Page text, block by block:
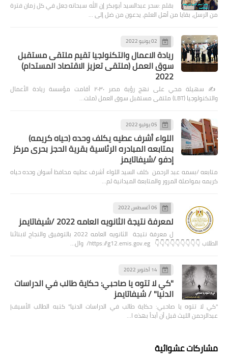
بقلم :سحر عبدالسيد أبوبكر إن الله سبحانه جعل في كل زمان فترة
من الرسل، بقايا من أهل العلم، يدعون من ضل إلى …
02 يونيو 2022
ريادة الاعمال والتكنولجيا تقيم ملتقى مستقبل
سوق العمل (ملتقى تعزيز الاقتصاد المستدام)
2022
✍️ سهيلة محي على نهج رؤية مصر ٢٠٣٠ أقامت مؤسسة ريادة الأعمال
والتكنولوجيا (LBT) ملتقى مستقبل سوق العمل (ملت…
05 يوليو 2022
اللواء أشرف عطيه يكلف وحده (حياه كريمه)
بمتابعه المبادره الرئاسية بقرية الحجز بحرى مركز
إدفو /شيفاتايمز
متابعه /بسمه عبد الرحمن كلف السيد اللواء أشرف عطيه محافظ أسوان وحده حياه
كريمه بمواصلة المرور والمتابعة الميدانية لم…
06 أغسطس 2022
لمعرفة نتيجة الثانويه العامه 2022 /شيفاتايمز
ل معرفة نتيجة الثانويه العامه 2022 بالتوفيق والنجاح لابنائنا
الطلاب 👇👇👇👇👇👇👇👇👇 https://g12.emis.gov.eg/ وال…
14 أكتوبر 2022
"كي لا تتوه يا صاحبي: حكاية طالب في الدراسات
الدنيا" / شيفاتايمز
"كي لا تتوه يا صاحبي: حكاية طالب في الدراسات الدنيا" كتبه الطالب الأسيف|
عبدالرحمن الليث قبل أن أبدأ بهذه ا…
مشاركات عشوائية